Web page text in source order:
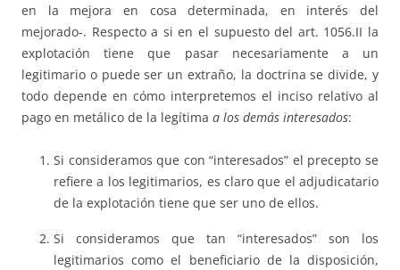
en la mejora en cosa determinada, en interés del
mejorado-. Respecto a si en el supuesto del art. 1056.II la
explotación tiene que pasar necesariamente a un
legitimario o puede ser un extraño, la doctrina se divide, y
todo depende en cómo interpretemos el inciso relativo al
pago en metálico de la legítima a los demás interesados:
Si consideramos que con “interesados” el precepto se
refiere a los legitimarios, es claro que el adjudicatario
de la explotación tiene que ser uno de ellos.
Si consideramos que tan “interesados” son los
legitimarios como el beneficiario de la disposición,